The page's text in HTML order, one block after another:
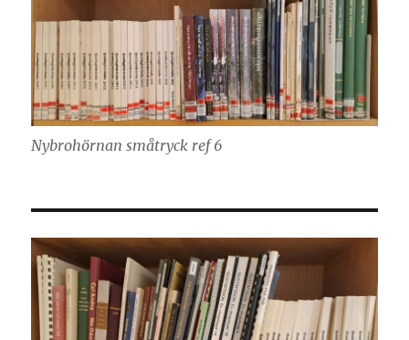
Nybrohörnan småtryck ref 6